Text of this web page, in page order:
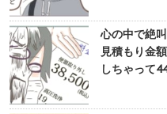
心の中で絶
見積もり金
しちゃって